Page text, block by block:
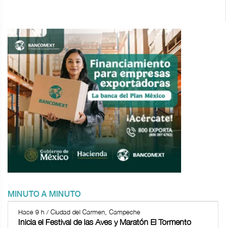
MINUTO A MINUTO
Hace 9 h / Ciudad del Carmen, Campeche
Inicia el Festival de las Aves y Maratón El Tormento